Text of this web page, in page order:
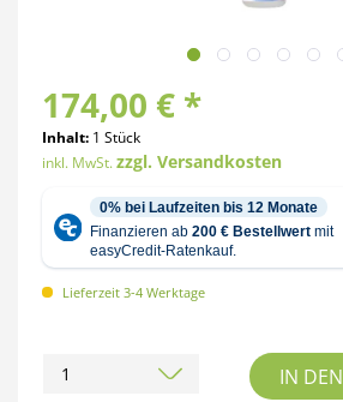
174,00 € *
Inhalt: 1 Stück
inkl. MwSt.zzgl. Versandkosten
Lieferzeit 3-4 Werktage
IN DEN